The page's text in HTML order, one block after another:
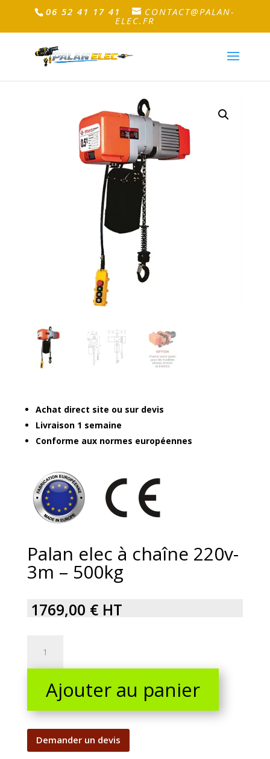
06 52 41 17 41 CONTACT@PALAN-
ELEC.FR
Achat direct site ou sur devis
Livraison 1 semaine
Conforme aux normes européennes
Palan elec à chaîne 220v-
3m – 500kg
1769,00 € HT
à
chaîne
220v-
3m
500kg
quantity
Ajouter au panier
Demander un devis